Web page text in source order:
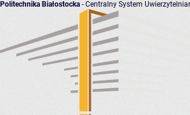
Politechnika Białostocka - Centralny System